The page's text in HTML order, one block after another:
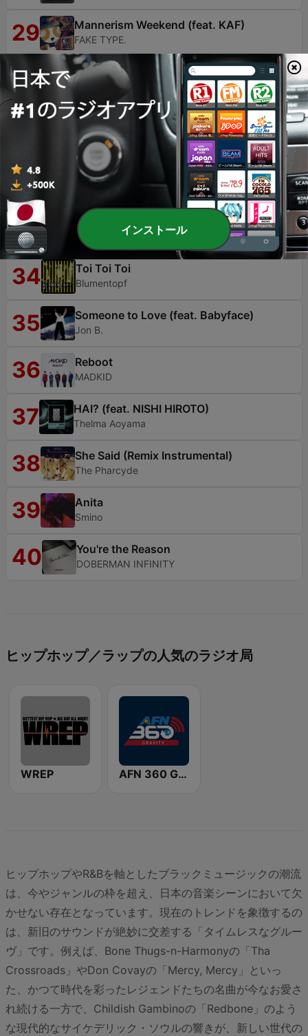
29 Mannerism Weekend (feat. KAF)
FAKE TYPE.
30 愛楽
Miliyah
31 Jitensha Dorobou NiimaruitigouShitu
メーカーオブセレモニー
32 超神伝説うろつき童子
Hylas
33
Cherish (feat. Speed Walton & Aida
Chakra)
Donte The Gr8
34 Toi Toi Toi
Blumentopf
35 Someone to Love (feat. Babyface)
Jon B.
36 Reboot
MADKID
37 HAI? (feat. NISHI HIROTO)
Thelma Aoyama
38 She Said (Remix Instrumental)
The Pharcyde
39 Anita
Smino
40 You're the Reason
DOBERMAN INFINITY
ヒップホップ／ラップの人気のラジオ局
WREP AFN 360 Gravity
ヒップホップやR&Bを軸としたブラックミュージックの潮流
は、今やジャンルの枠を超え、日本の音楽シーンにおいて欠
かせない存在となっています。現在のトレンドを象徴するの
は、新旧のサウンドが絶妙に交差する「タイムレスなグルー
ヴ」です。例えば、Bone Thugs-n-Harmonyの「Tha
Crossroads」やDon Covayの「Mercy, Mercy」といっ
た、かつて時代を彩ったレジェンドたちの名曲が今なお愛さ
れ続ける一方で、Childish Gambinoの「Redbone」のよう
な現代的なサイケデリック・ソウルの響きが、新しい世代の
インストール